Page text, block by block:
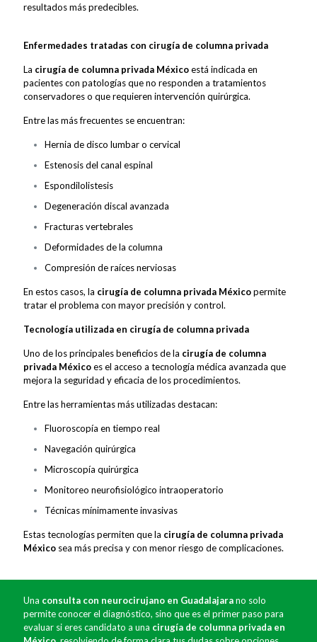
resultados más predecibles.
Enfermedades tratadas con cirugía de columna privada
La cirugía de columna privada Méxicoestá indicada en
pacientes con patologías que no responden a tratamientos
conservadores o que requieren intervención quirúrgica.
Entre las más frecuentes se encuentran:
Hernia de disco lumbar o cervical
Estenosis del canal espinal
Espondilolistesis
Degeneración discal avanzada
Fracturas vertebrales
Deformidades de la columna
Compresión de raíces nerviosas
En estos casos, la cirugía de columna privada Méxicopermite
tratar el problema con mayor precisión y control.
Tecnología utilizada en cirugía de columna privada
Uno de los principales beneficios de la cirugía de columna
privada Méxicoes el acceso a tecnología médica avanzada que
mejora la seguridad y eficacia de los procedimientos.
Entre las herramientas más utilizadas destacan:
Fluoroscopía en tiempo real
Navegación quirúrgica
Microscopía quirúrgica
Monitoreo neurofisiológico intraoperatorio
Técnicas mínimamente invasivas
Estas tecnologías permiten que la cirugía de columna privada
México sea más precisa y con menor riesgo de complicaciones.
Una consulta con neurocirujano en Guadalajarano solo
permite conocer el diagnóstico, sino que es el primer paso para
evaluar si eres candidato a una cirugía de columna privada en